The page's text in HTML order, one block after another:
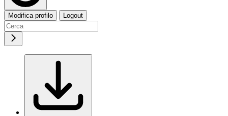
Modifica profilo Logout